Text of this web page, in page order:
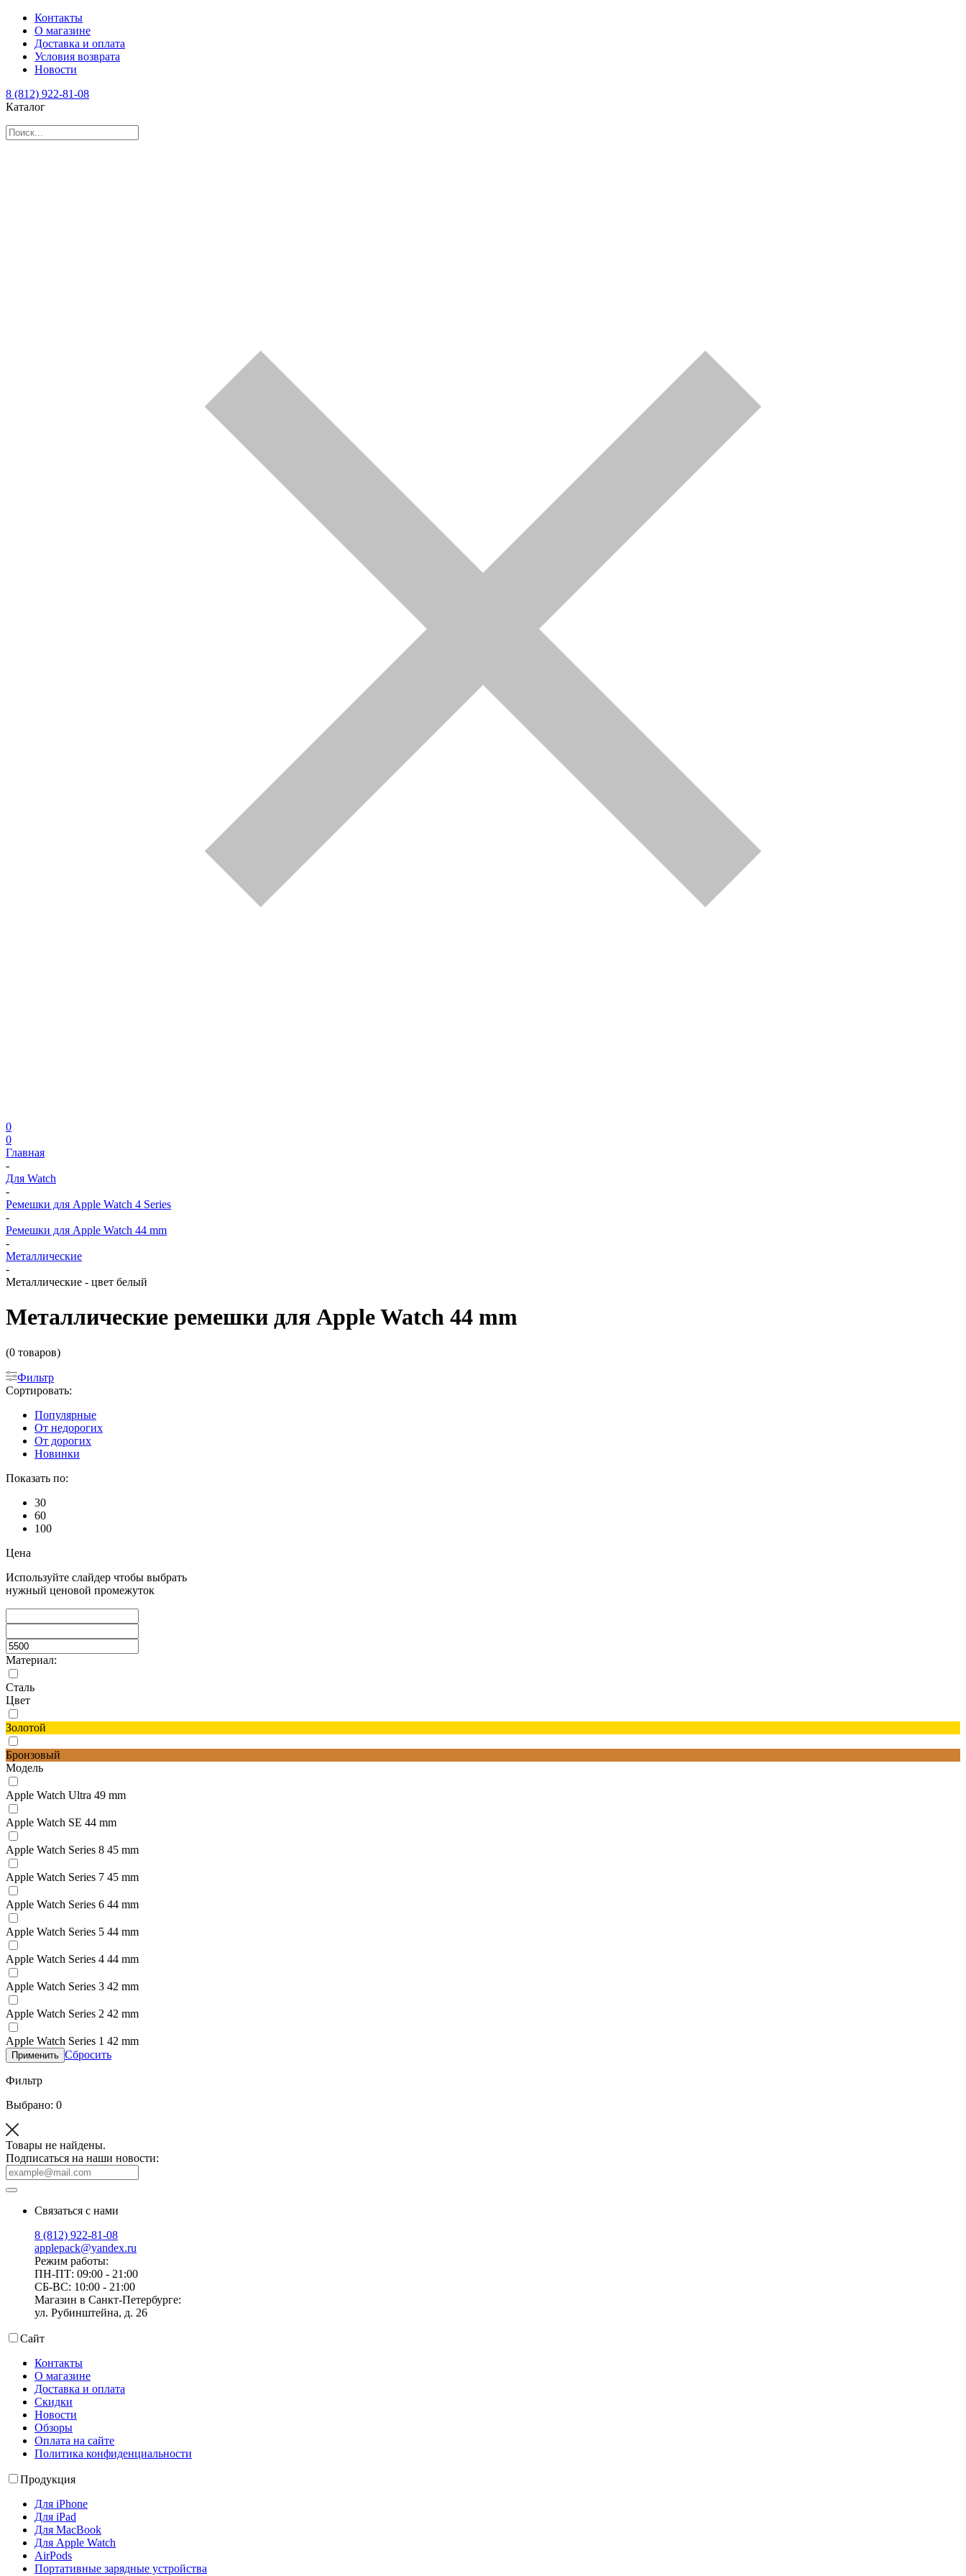
Контакты
О магазине
Доставка и оплата
Условия возврата
Новости
8 (812) 922-81-08
Каталог
0
0
Главная
-
Для Watch
-
Ремешки для Apple Watch 4 Series
-
Ремешки для Apple Watch 44 mm
-
Металлические
-
Металлические - цвет белый
Металлические ремешки для Apple Watch 44 mm
(0 товаров)
Фильтр
Сортировать:
Популярные
От недорогих
От дорогих
Новинки
Показать по:
30
60
100
Цена
Используйте слайдер чтобы выбрать
нужный ценовой промежуток
Материал:
Сталь
Цвет
Золотой
Бронзовый
Модель
Apple Watch Ultra 49 mm
Apple Watch SE 44 mm
Apple Watch Series 8 45 mm
Apple Watch Series 7 45 mm
Apple Watch Series 6 44 mm
Apple Watch Series 5 44 mm
Apple Watch Series 4 44 mm
Apple Watch Series 3 42 mm
Apple Watch Series 2 42 mm
Apple Watch Series 1 42 mm
Применить Сбросить
Фильтр
Выбрано: 0
Товары не найдены.
Подписаться на наши новости:
Связаться с нами
8 (812) 922-81-08
applepack@yandex.ru
Режим работы:
ПН-ПТ: 09:00 - 21:00
СБ-ВС: 10:00 - 21:00
Магазин в Санкт-Петербурге:
ул. Рубинштейна, д. 26
Сайт
Контакты
О магазине
Доставка и оплата
Скидки
Новости
Обзоры
Оплата на сайте
Политика конфиденциальности
Продукция
Для iPhone
Для iPad
Для MacBook
Для Apple Watch
AirPods
Портативные зарядные устройства